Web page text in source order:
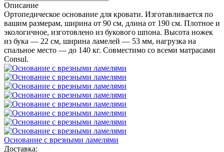
Описание
Ортопедическое основание для кровати. Изготавливается по
вашим размерам, ширина от 90 см, длина от 190 см. Плотное и
экологичное, изготовлено из букового шпона. Высота ножек
из бука — 22 см, ширина ламелей — 53 мм, нагрузка на
спальное место — до 140 кг. Совместимо со всеми матрасами
Consul.
Основание с врезными ламелями
Доставка: